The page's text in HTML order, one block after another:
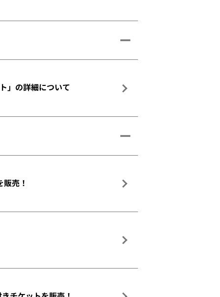
」の詳細について
売！